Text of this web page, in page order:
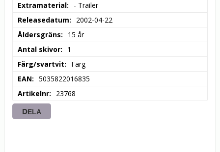
Extramaterial
- Trailer
Releasedatum
2002-04-22
Åldersgräns
15 år
Antal skivor
1
Färg/svartvit
Färg
EAN
5035822016835
Artikelnr
23768
DELA